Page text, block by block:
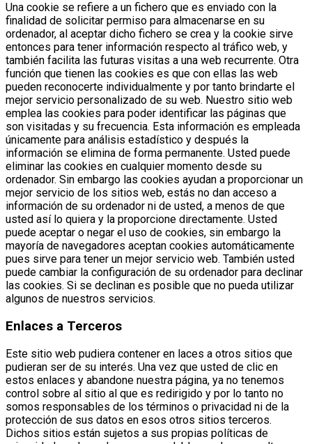
Una cookie se refiere a un fichero que es enviado con la
finalidad de solicitar permiso para almacenarse en su
ordenador, al aceptar dicho fichero se crea y la cookie sirve
entonces para tener información respecto al tráfico web, y
también facilita las futuras visitas a una web recurrente. Otra
función que tienen las cookies es que con ellas las web
pueden reconocerte individualmente y por tanto brindarte el
mejor servicio personalizado de su web. Nuestro sitio web
emplea las cookies para poder identificar las páginas que
son visitadas y su frecuencia. Esta información es empleada
únicamente para análisis estadístico y después la
información se elimina de forma permanente. Usted puede
eliminar las cookies en cualquier momento desde su
ordenador. Sin embargo las cookies ayudan a proporcionar un
mejor servicio de los sitios web, estás no dan acceso a
información de su ordenador ni de usted, a menos de que
usted así lo quiera y la proporcione directamente. Usted
puede aceptar o negar el uso de cookies, sin embargo la
mayoría de navegadores aceptan cookies automáticamente
pues sirve para tener un mejor servicio web. También usted
puede cambiar la configuración de su ordenador para declinar
las cookies. Si se declinan es posible que no pueda utilizar
algunos de nuestros servicios.
Enlaces a Terceros
Este sitio web pudiera contener en laces a otros sitios que
pudieran ser de su interés. Una vez que usted de clic en
estos enlaces y abandone nuestra página, ya no tenemos
control sobre al sitio al que es redirigido y por lo tanto no
somos responsables de los términos o privacidad ni de la
protección de sus datos en esos otros sitios terceros.
Dichos sitios están sujetos a sus propias políticas de